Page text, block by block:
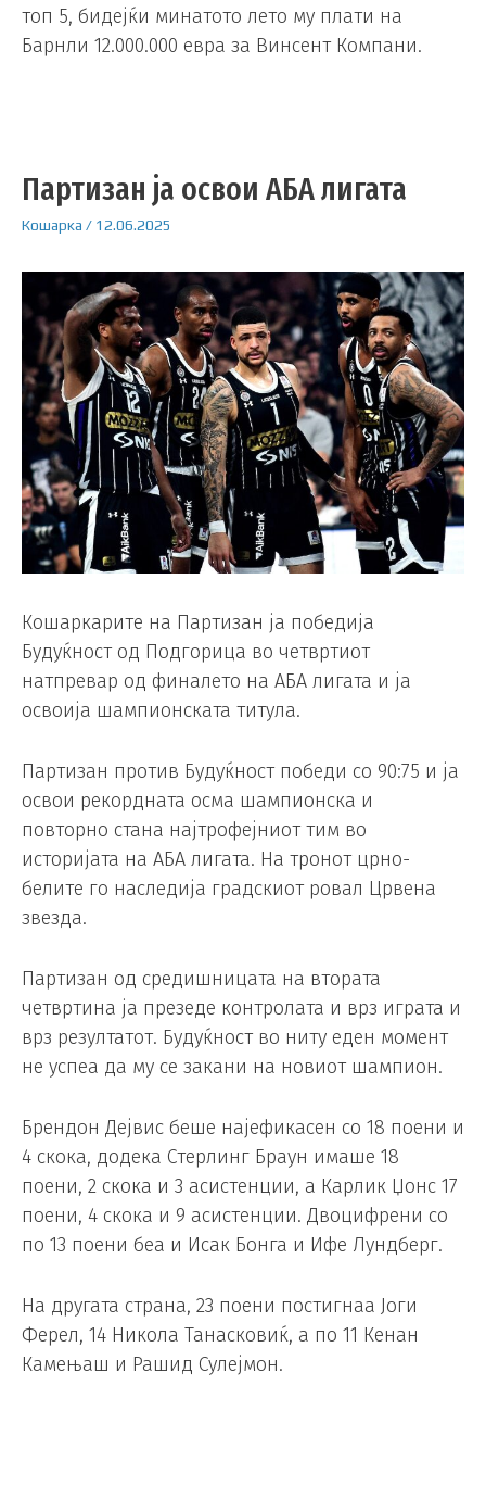
топ 5, бидејќи минатото лето му плати на
Барнли 12.000.000 евра за Винсент Компани.
Партизан ја освои АБА лигата
Кошарка / 12.06.2025
Кошаркарите на Партизан ја победија
Будуќност од Подгорица во четвртиот
натпревар од финалето на АБА лигата и ја
освоија шампионската титула.
Партизан против Будуќност победи со 90:75 и ја
освои рекордната осма шампионска и
повторно стана најтрофејниот тим во
историјата на АБА лигата. На тронот црно-
белите го наследија градскиот ровал Црвена
звезда.
Партизан од средишницата на втората
четвртина ја презеде контролата и врз играта и
врз резултатот. Будуќност во ниту еден момент
не успеа да му се закани на новиот шампион.
Брендон Дејвис беше најефикасен со 18 поени и
4 скока, додека Стерлинг Браун имаше 18
поени, 2 скока и 3 асистенции, а Карлик Џонс 17
поени, 4 скока и 9 асистенции. Двоцифрени со
по 13 поени беа и Исак Бонга и Ифе Лундберг.
На другата страна, 23 поени постигнаа Јоги
Ферел, 14 Никола Танасковиќ, а по 11 Кенан
Камењаш и Рашид Сулејмон.